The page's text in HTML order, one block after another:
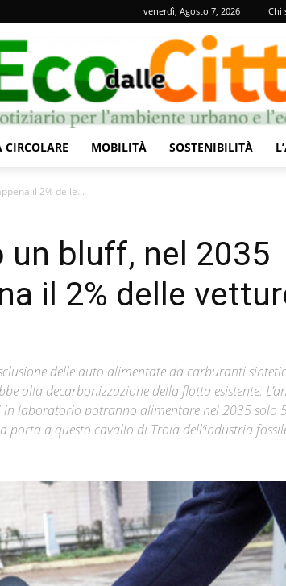
venerdì, Agosto 7, 2026 Chi
dalle
Città
MOBILITÀ SOSTENIBILITÀ
il 2% delle...
un bluff, nel 2035
il 2% delle
delle auto alimentate da carburanti
alla decarbonizzazione della flotta esistente.
laboratorio potranno alimentare nel 2035 solo
a questo cavallo di Troia dell’industria